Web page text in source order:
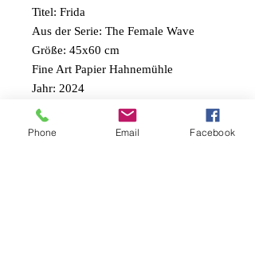
Titel: Frida
Aus der Serie: The Female Wave
Größe: 45x60 cm
Fine Art Papier Hahnemühle
Jahr: 2024
Nicht gerahmt – kann separat bestellt
Phone Email Facebook